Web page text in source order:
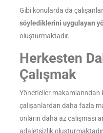
Gibi konularda da
söylediklerini uygulayan
oluşturmaktadır.
Herkesten
Çalışmak
Yöneticiler makamlarından
çalışanlardan daha fazla
onların daha az çalışması
adaletsizlik